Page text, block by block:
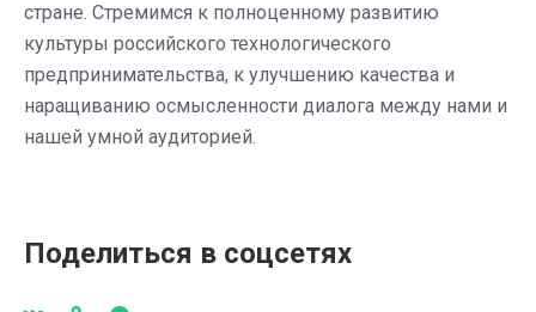
стране. Стремимся к полноценному развитию
культуры российского технологического
предпринимательства, к улучшению качества и
наращиванию осмысленности диалога между нами и
нашей умной аудиторией.
Поделиться в соцсетях